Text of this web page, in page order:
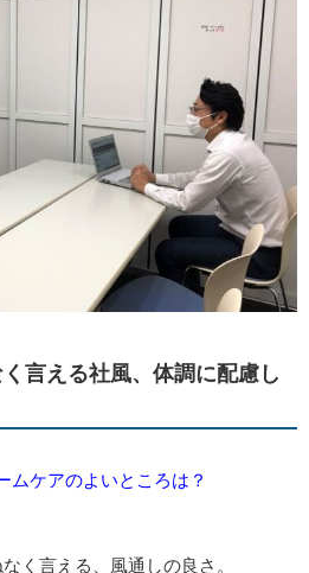
言える社風、体調に配慮し
ケアのよいところは？
く言える、風通しの良さ。